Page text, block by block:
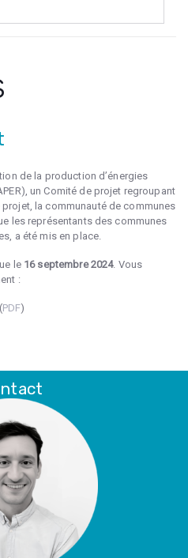
de la production d’énergies
un Comité de projet regroupant
la communauté de communes
les représentants des communes
a été mis en place.
le16 septembre 2024. Vous
:
(PDF)